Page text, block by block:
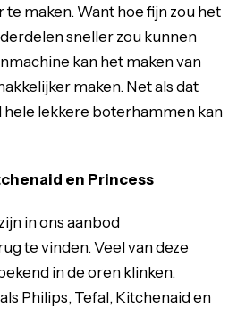
maken. Want hoe fijn zou het
sneller zou kunnen
kan het maken van
maken. Net als dat
lekkere boterhammen kan
en Princess
in ons aanbod
te vinden. Veel van deze
in de oren klinken.
Philips, Tefal, Kitchenaid en